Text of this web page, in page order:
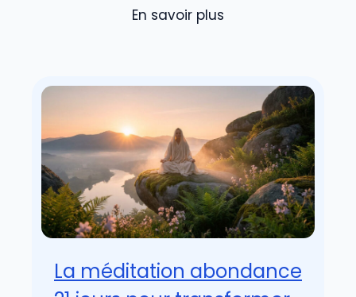
En savoir plus
La méditation abondance